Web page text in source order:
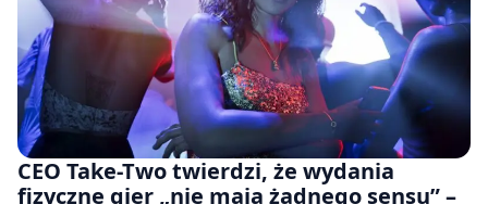
CEO Take-Two twierdzi, że wydania
fizyczne gier „nie mają żadnego sensu” –